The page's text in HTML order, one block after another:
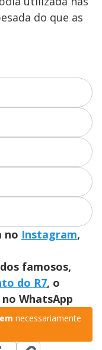
do que as
no Instagram,
famosos,
do R7, o
WhatsApp
necessariamente